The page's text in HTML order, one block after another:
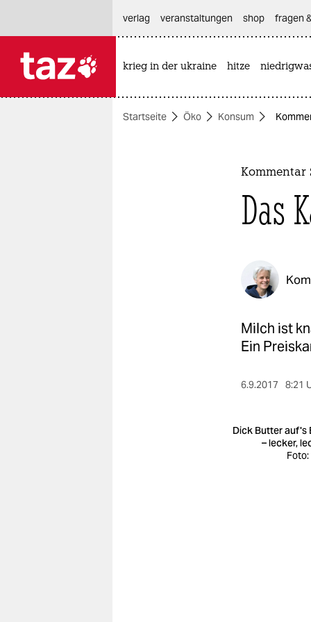
themen
verlag
veranstaltungen shop fragen
krieg in der ukraine hitze
Startseite Öko Konsum
Kommentar
Das
Milch ist
Ein
6.9.2017 8:21
Dick Butter auf's
– lecker,